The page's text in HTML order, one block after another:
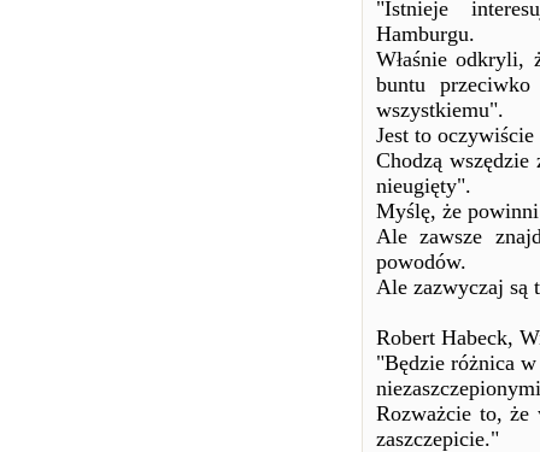
"Istnieje
Hamburgu.
Właśnie odkryli,
buntu
wszystkiemu".
Jest to
Chodzą wszędzie
nieugięty".
Myślę, że
Ale zawsze
powodów.
Ale zazwyczaj są
Robert Habeck,
"Będzie różnica
Rozważcie to, że
zaszczepicie."